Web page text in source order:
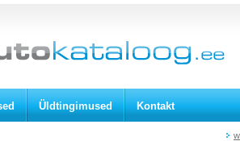
Üldtingimused Kontakt